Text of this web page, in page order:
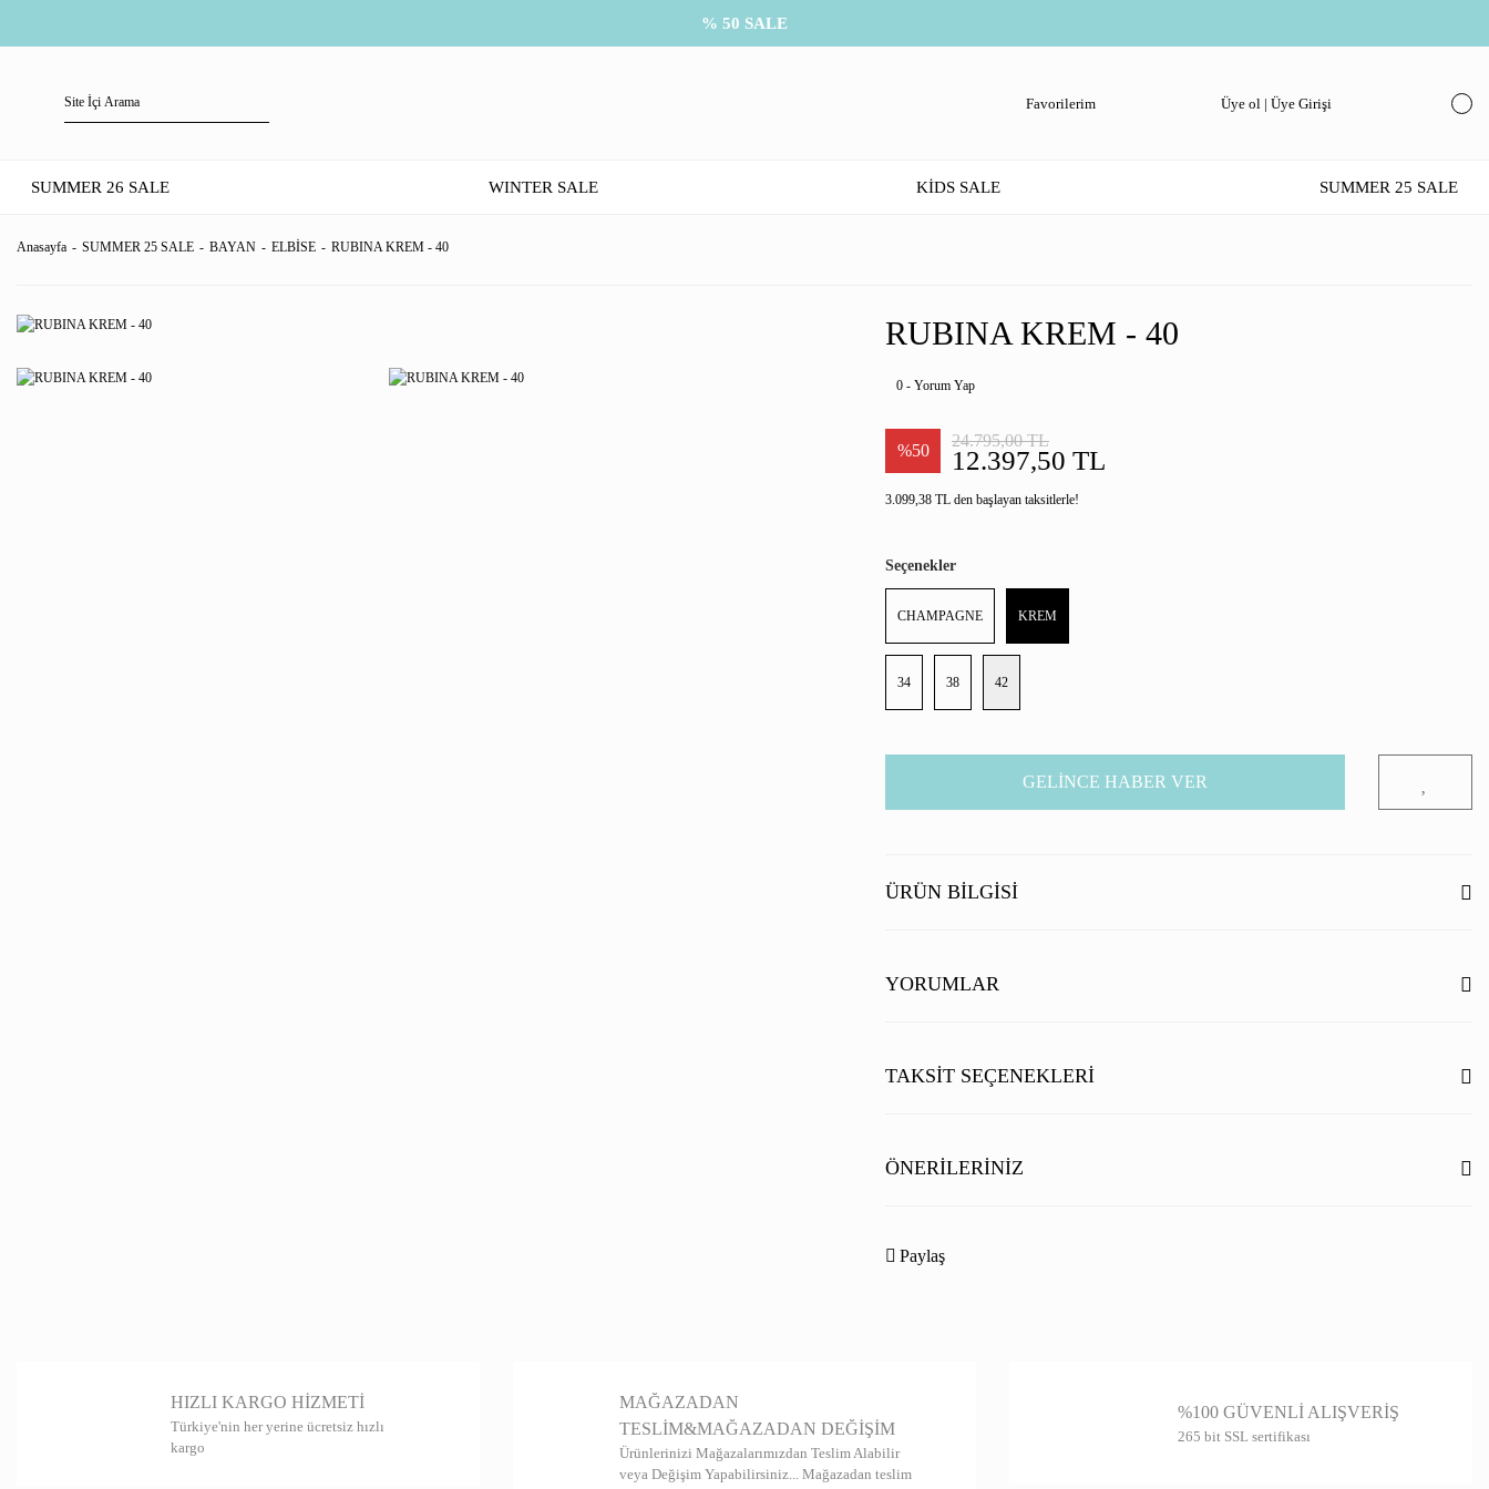
% 50 SALE
Favorilerim Üye ol | Üye Girişi
SUMMER 26 SALE WINTER SALE KİDS SALE SUMMER 25 SALE
Anasayfa SUMMER 25 SALE BAYAN ELBİSE RUBINA KREM - 40
RUBINA KREM - 40
0 - Yorum Yap
%50 12.397,50 TL
24.795,00 TL
3.099,38 TL den başlayan taksitlerle!
Seçenekler
CHAMPAGNE KREM
34 38 42
GELİNCE HABER VER
ÜRÜN BILGISI
YORUMLAR
Bu ürüne ilk yorumu siz yapın!
TAKSIT SEÇENEKLERI
ÖNERILERINIZ
noktaları öneri formunu kullanarak tarafımıza iletebilirsiniz.
Paylaş
HIZLI KARGO HİZMETİ
Türkiye'nin her yerine ücretsiz hızlı
kargo
MAĞAZADAN
TESLİM&MAĞAZADAN DEĞİŞİM
Ürünlerinizi Mağazalarımızdan Teslim Alabilir
veya Değişim Yapabilirsiniz... Mağazadan teslim
%100 GÜVENLİ ALIŞVERİŞ
265 bit SSL sertifikası